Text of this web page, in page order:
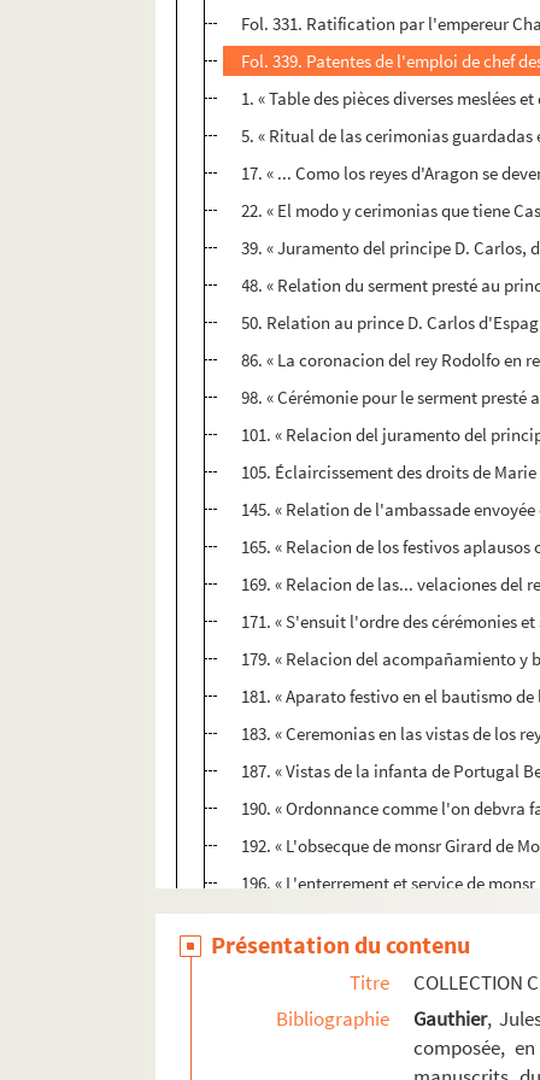
Fol. 331. Ratification par l'empereur
Fol. 339. Patentes de l'emploi de chef
1. « Table des pièces diverses meslées
5. « Ritual de las cerimonias
17. « ... Como los reyes d'Aragon se
22. « El modo y cerimonias que tiene
39. « Juramento del principe D. Carlos,
48. « Relation du serment presté au
50. Relation au prince D. Carlos
86. « La coronacion del rey Rodolfo en
98. « Cérémonie pour le serment
101. « Relacion del juramento del
105. Éclaircissement des droits de
145. « Relation de l'ambassade
165. « Relacion de los festivos
169. « Relacion de las... velaciones del
171. « S'ensuit l'ordre des cérémonies
179. « Relacion del acompañamiento
181. « Aparato festivo en el bautismo
183. « Ceremonias en las vistas de los
187. « Vistas de la infanta de Portugal
190. « Ordonnance comme l'on debvra
192. « L'obsecque de monsr Girard de
196. « L'enterrement et service de
198. « La pompe funèbre de noble et
199. « Advis de l'obsèque et service de
201. « L'ordre de marcher à l'egleise
209. « Relacion de la vida y muerte
215. « Pompe funèbre de messire
Présentation du contenu
Titre
COLLECTION
Bibliographie
Gauthier,
composée,